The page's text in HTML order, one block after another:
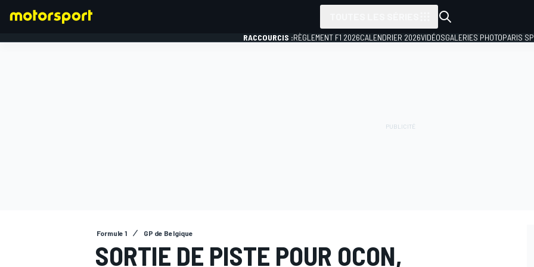
RACCOURCIS :RÈGLEMENT F1 2026CALENDRIER 2026VIDÉOSGALERIES PHOTOPARIS
Formule 1 GP de Belgique
SORTIE DE PISTE POUR OCON,